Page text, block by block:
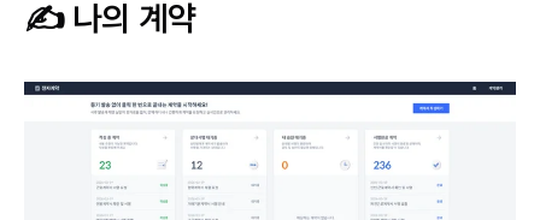
✍️ 나의 계약